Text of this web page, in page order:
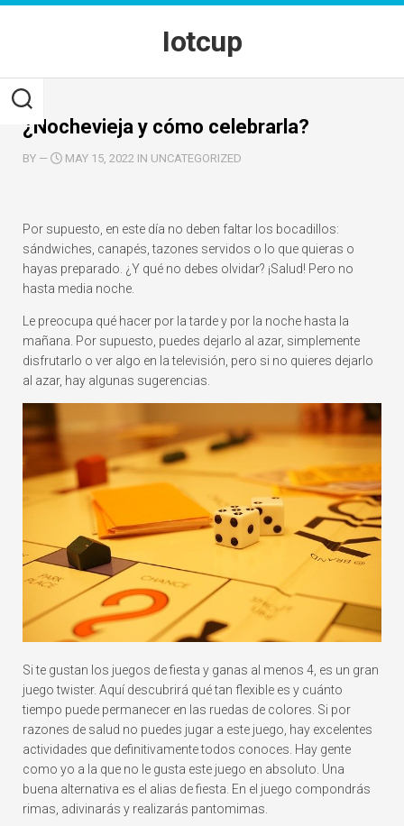
Skip
Iotcup
¿Nochevieja y cómo celebrarla?
BY — MAY 15, 2022 IN UNCATEGORIZED
Por supuesto, en este día no deben faltar los bocadillos:
sándwiches, canapés, tazones servidos o lo que quieras o
hayas preparado. ¿Y qué no debes olvidar? ¡Salud! Pero no
hasta media noche.
Le preocupa qué hacer por la tarde y por la noche hasta la
mañana. Por supuesto, puedes dejarlo al azar, simplemente
disfrutarlo o ver algo en la televisión, pero si no quieres dejarlo
al azar, hay algunas sugerencias.
Si te gustan los juegos de fiesta y ganas al menos 4, es un gran
juego twister. Aquí descubrirá qué tan flexible es y cuánto
tiempo puede permanecer en las ruedas de colores. Si por
razones de salud no puedes jugar a este juego, hay excelentes
actividades que definitivamente todos conoces. Hay gente
como yo a la que no le gusta este juego en absoluto. Una
buena alternativa es el alias de fiesta. En el juego compondrás
rimas, adivinarás y realizarás pantomimas.